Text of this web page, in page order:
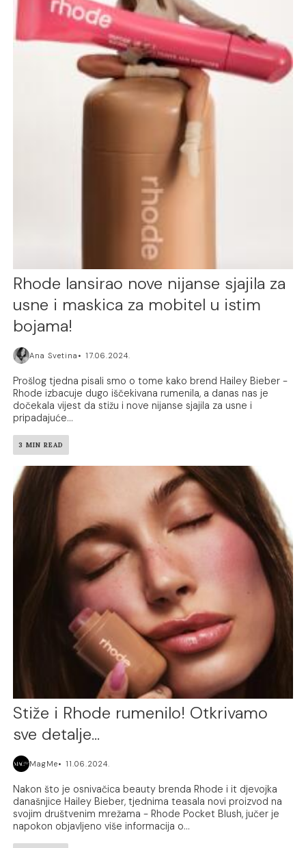
Rhode lansirao nove nijanse sjajila za
usne i maskica za mobitel u istim
bojama!
Ana Svetina 17.06.2024.
Prošlog tjedna pisali smo o tome kako brend Hailey Bieber -
Rhode izbacuje dugo iščekivana rumenila, a danas nas je
dočekala vijest da stižu i nove nijanse sjajila za usne i
pripadajuće...
3 MIN READ
Stiže i Rhode rumenilo! Otkrivamo
sve detalje…
MagMe 11.06.2024.
Nakon što je osnivačica beauty brenda Rhode i it djevojka
današnjice Hailey Bieber, tjednima teasala novi proizvod na
svojim društvenim mrežama - Rhode Pocket Blush, jučer je
napokon objavljeno više informacija o...